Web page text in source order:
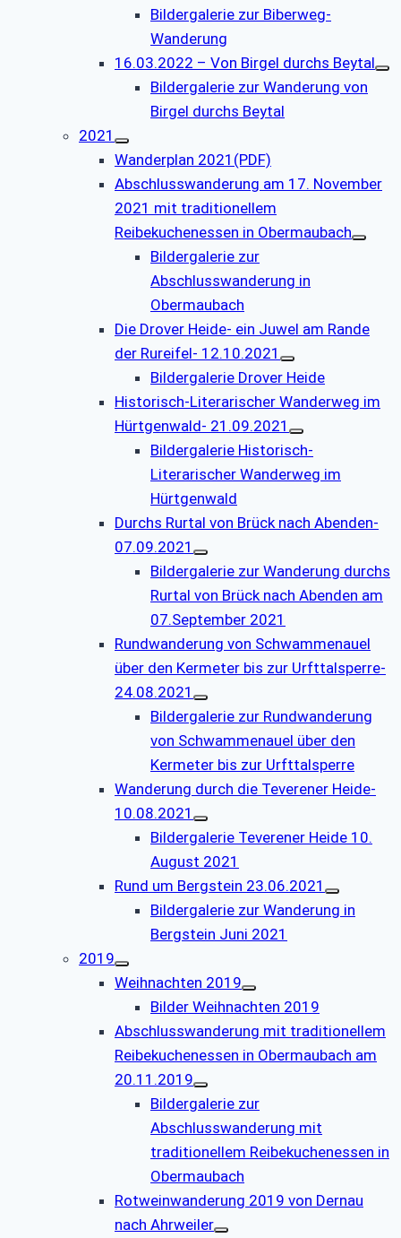
Bildergalerie zur Biberweg-
Wanderung
16.03.2022 – Von Birgel durchs Beytal
Bildergalerie zur Wanderung von
Birgel durchs Beytal
2021
Wanderplan 2021(PDF)
Abschlusswanderung am 17. November
2021 mit traditionellem
Reibekuchenessen in Obermaubach
Bildergalerie zur
Abschlusswanderung in
Obermaubach
Die Drover Heide- ein Juwel am Rande
der Rureifel- 12.10.2021
Bildergalerie Drover Heide
Historisch-Literarischer Wanderweg im
Hürtgenwald- 21.09.2021
Bildergalerie Historisch-
Literarischer Wanderweg im
Hürtgenwald
Durchs Rurtal von Brück nach Abenden-
07.09.2021
Bildergalerie zur Wanderung durchs
Rurtal von Brück nach Abenden am
07.September 2021
Rundwanderung von Schwammenauel
über den Kermeter bis zur Urfttalsperre-
24.08.2021
Bildergalerie zur Rundwanderung
von Schwammenauel über den
Kermeter bis zur Urfttalsperre
Wanderung durch die Teverener Heide-
10.08.2021
Bildergalerie Teverener Heide 10.
August 2021
Rund um Bergstein 23.06.2021
Bildergalerie zur Wanderung in
Bergstein Juni 2021
2019
Weihnachten 2019
Bilder Weihnachten 2019
Abschlusswanderung mit traditionellem
Reibekuchenessen in Obermaubach am
20.11.2019
Bildergalerie zur
Abschlusswanderung mit
traditionellem Reibekuchenessen in
Obermaubach
Rotweinwanderung 2019 von Dernau
nach Ahrweiler